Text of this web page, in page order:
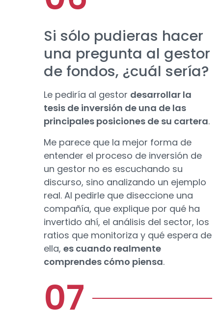
Si sólo pudieras hacer
una pregunta al gestor
de fondos, ¿cuál sería?
Le pediría al gestor desarrollar la
tesis de inversión de una de las
principales posiciones de su cartera.
Me parece que la mejor forma de
entender el proceso de inversión de
un gestor no es escuchando su
discurso, sino analizando un ejemplo
real. Al pedirle que diseccione una
compañía, que explique por qué ha
invertido ahí, el análisis del sector, los
ratios que monitoriza y qué espera de
ella, es cuando realmente
comprendes cómo piensa.